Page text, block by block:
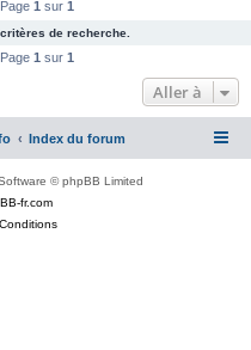
c
1 sur 1
de recherche.
1 sur 1
Aller à
Index du forum
© phpBB Limited
fr.com
Conditions